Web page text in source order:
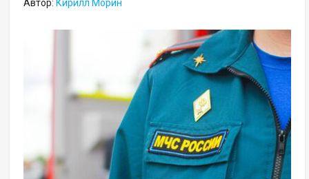
Автор: Кирилл Морин